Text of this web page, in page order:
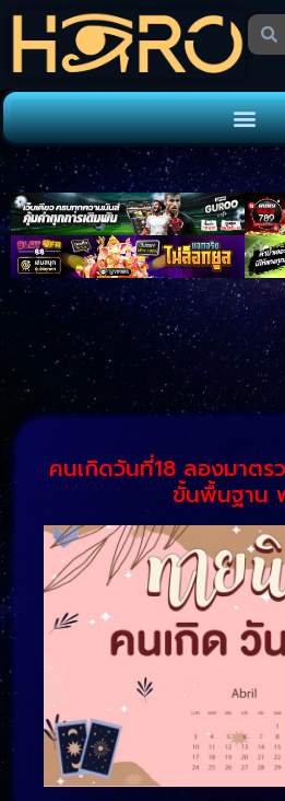
คนเกิดวันที่18 ลองมาต
ขั้นพื้นฐาน